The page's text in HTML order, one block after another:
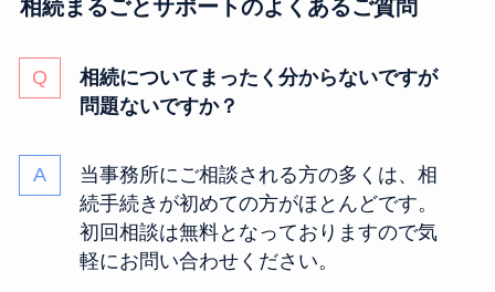
相続まるごとサポートのよくあるご質問
相続についてまったく分からないですが
問題ないですか？
当事務所にご相談される方の多くは、相
続手続きが初めての方がほとんどです。
初回相談は無料となっておりますので気
軽にお問い合わせください。